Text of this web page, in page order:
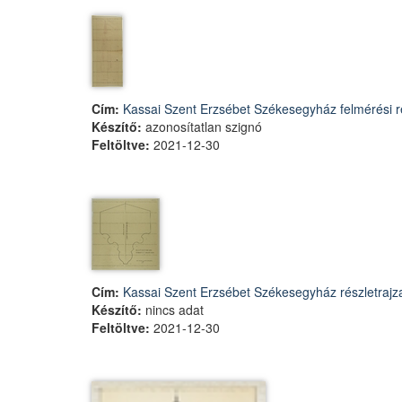
Cím: Kassai Szent Erzsébet Székesegyház felmérési
Készítő: azonosítatlan szignó
Feltöltve: 2021-12-30
Cím: Kassai Szent Erzsébet Székesegyház
Készítő: nincs adat
Feltöltve: 2021-12-30